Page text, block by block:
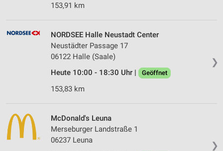
153,91 km
❯
NORDSEE Halle Neustadt Center
Neustädter Passage 17
06122 Halle (Saale)
Heute 10:00 - 18:30 Uhr |
Geöffnet
153,83 km
❯
McDonald's Leuna
Merseburger Landstraße 1
06237 Leuna